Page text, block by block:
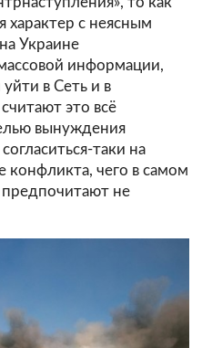
характер с неясным
Украине
информации,
в Сеть и в
это всё
вынуждения
таки на
чего в самом
предпочитают не